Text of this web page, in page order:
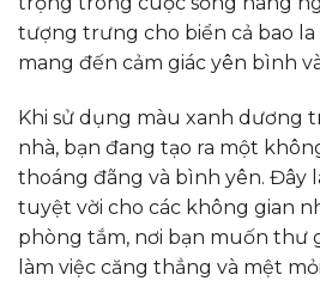
tượng trưng cho biển cả bao
mang đến cảm giác yên bình
Khi sử dụng màu xanh dương
nhà, bạn đang tạo ra một
thoáng đãng và bình yên. Đây
tuyệt vời cho các không gian
phòng tắm, nơi bạn muốn thư
làm việc căng thẳng và mệt